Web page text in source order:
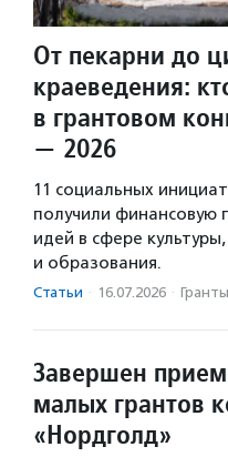
От пекарни до
краеведения:
в грантовом
— 2026
11 социальных
получили финансовую
идей в сфере
и образования.
Статьи · 16.07.2026 ·
Завершен
малых грантов
«Нордголд»